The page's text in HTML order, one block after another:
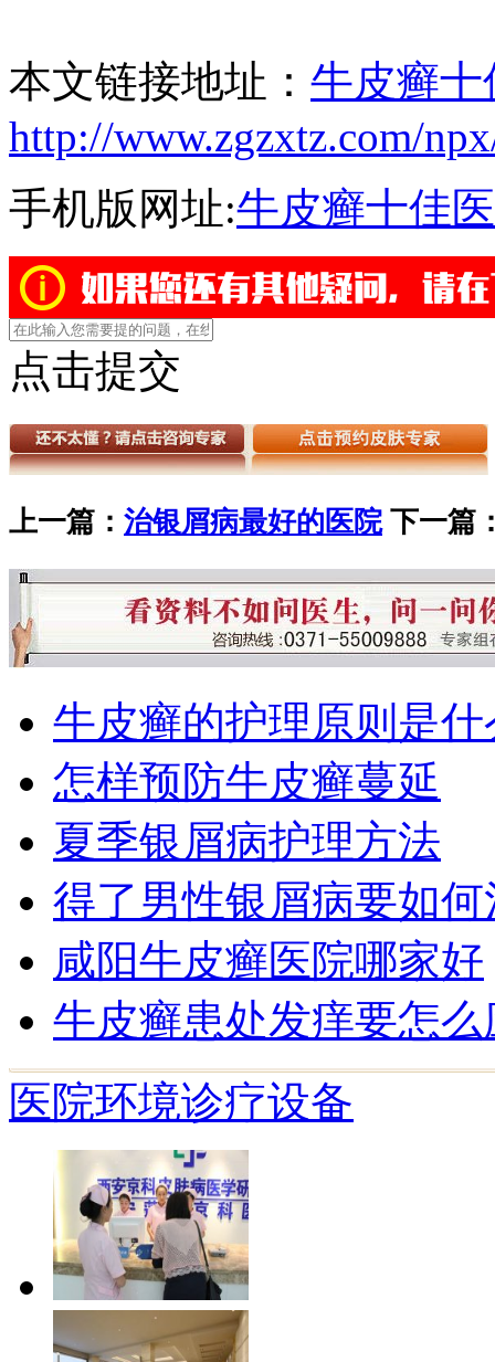
本文链接地址： 牛皮癣十
http://www.zgzxtz.com/
手机版网址:牛皮癣十佳
点击提交
上一篇： 治银屑病最好的医院下一篇
牛皮癣的护理原则是什
怎样预防牛皮癣蔓延
夏季银屑病护理方法
得了男性银屑病要如何
咸阳牛皮癣医院哪家好
牛皮癣患处发痒要怎么
医院环境诊疗设备